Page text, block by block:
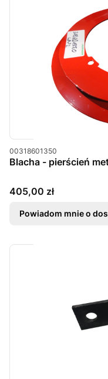
Kod produktu
00318601350
Blacha - pierścień
Cena
405,00 zł
Powiadom mnie o